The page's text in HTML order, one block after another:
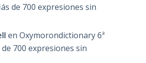
de 700 expresiones sin
en Oxymorondictionary 6ª
700 expresiones sin